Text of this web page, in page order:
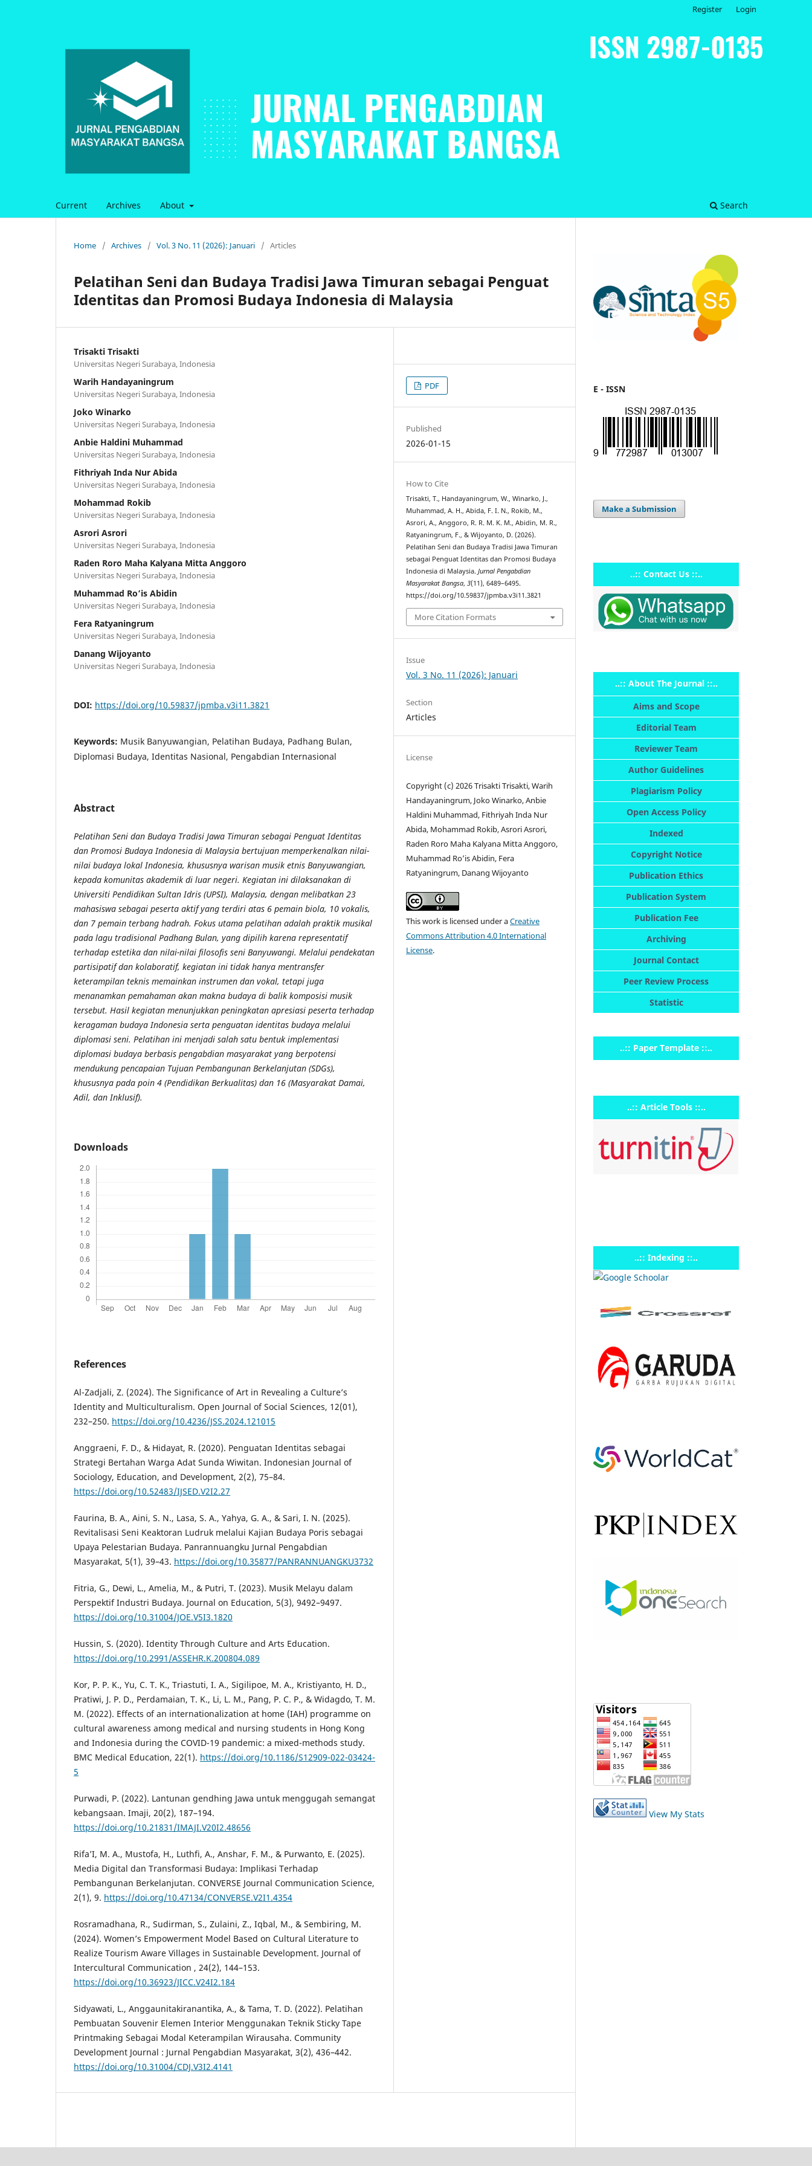
Current Archives About Search
Register Login
Home / Archives / Vol. 3 No. 11 (2026): Januari / Articles
Pelatihan Seni dan Budaya Tradisi Jawa Timuran sebagai Penguat
Identitas dan Promosi Budaya Indonesia di Malaysia
Trisakti Trisakti
Universitas Negeri Surabaya, Indonesia
Warih Handayaningrum
Universitas Negeri Surabaya, Indonesia
Joko Winarko
Universitas Negeri Surabaya, Indonesia
Anbie Haldini Muhammad
Universitas Negeri Surabaya, Indonesia
Fithriyah Inda Nur Abida
Universitas Negeri Surabaya, Indonesia
Mohammad Rokib
Universitas Negeri Surabaya, Indonesia
Asrori Asrori
Universitas Negeri Surabaya, Indonesia
Raden Roro Maha Kalyana Mitta Anggoro
Universitas Negeri Surabaya, Indonesia
Muhammad Ro’is Abidin
Universitas Negeri Surabaya, Indonesia
Fera Ratyaningrum
Universitas Negeri Surabaya, Indonesia
Danang Wijoyanto
Universitas Negeri Surabaya, Indonesia
DOI: https://doi.org/10.59837/jpmba.v3i11.3821
Keywords: Musik Banyuwangian, Pelatihan Budaya, Padhang Bulan,
Diplomasi Budaya, Identitas Nasional, Pengabdian Internasional
Abstract
Pelatihan Seni dan Budaya Tradisi Jawa Timuran sebagai Penguat Identitas
dan Promosi Budaya Indonesia di Malaysia bertujuan memperkenalkan nilai-
nilai budaya lokal Indonesia, khususnya warisan musik etnis Banyuwangian,
kepada komunitas akademik di luar negeri. Kegiatan ini dilaksanakan di
Universiti Pendidikan Sultan Idris (UPSI), Malaysia, dengan melibatkan 23
mahasiswa sebagai peserta aktif yang terdiri atas 6 pemain biola, 10 vokalis,
dan 7 pemain terbang hadrah. Fokus utama pelatihan adalah praktik musikal
pada lagu tradisional Padhang Bulan, yang dipilih karena representatif
terhadap estetika dan nilai-nilai filosofis seni Banyuwangi. Melalui pendekatan
partisipatif dan kolaboratif, kegiatan ini tidak hanya mentransfer
keterampilan teknis memainkan instrumen dan vokal, tetapi juga
menanamkan pemahaman akan makna budaya di balik komposisi musik
tersebut. Hasil kegiatan menunjukkan peningkatan apresiasi peserta terhadap
keragaman budaya Indonesia serta penguatan identitas budaya melalui
diplomasi seni. Pelatihan ini menjadi salah satu bentuk implementasi
diplomasi budaya berbasis pengabdian masyarakat yang berpotensi
mendukung pencapaian Tujuan Pembangunan Berkelanjutan (SDGs),
khususnya pada poin 4 (Pendidikan Berkualitas) dan 16 (Masyarakat Damai,
Adil, dan Inklusif).
Downloads
References
Al-Zadjali, Z. (2024). The Significance of Art in Revealing a Culture’s
Identity and Multiculturalism. Open Journal of Social Sciences, 12(01),
232–250. https://doi.org/10.4236/JSS.2024.121015
Anggraeni, F. D., & Hidayat, R. (2020). Penguatan Identitas sebagai
Strategi Bertahan Warga Adat Sunda Wiwitan. Indonesian Journal of
Sociology, Education, and Development, 2(2), 75–84.
https://doi.org/10.52483/IJSED.V2I2.27
Faurina, B. A., Aini, S. N., Lasa, S. A., Yahya, G. A., & Sari, I. N. (2025).
Revitalisasi Seni Keaktoran Ludruk melalui Kajian Budaya Poris sebagai
Upaya Pelestarian Budaya. Panrannuangku Jurnal Pengabdian
Masyarakat, 5(1), 39–43. https://doi.org/10.35877/PANRANNUANGKU3732
Fitria, G., Dewi, L., Amelia, M., & Putri, T. (2023). Musik Melayu dalam
Perspektif Industri Budaya. Journal on Education, 5(3), 9492–9497.
https://doi.org/10.31004/JOE.V5I3.1820
Hussin, S. (2020). Identity Through Culture and Arts Education.
https://doi.org/10.2991/ASSEHR.K.200804.089
Kor, P. P. K., Yu, C. T. K., Triastuti, I. A., Sigilipoe, M. A., Kristiyanto, H. D.,
Pratiwi, J. P. D., Perdamaian, T. K., Li, L. M., Pang, P. C. P., & Widagdo, T. M.
M. (2022). Effects of an internationalization at home (IAH) programme on
cultural awareness among medical and nursing students in Hong Kong
and Indonesia during the COVID-19 pandemic: a mixed-methods study.
BMC Medical Education, 22(1). https://doi.org/10.1186/S12909-022-03424-
5
Purwadi, P. (2022). Lantunan gendhing Jawa untuk menggugah semangat
kebangsaan. Imaji, 20(2), 187–194.
https://doi.org/10.21831/IMAJI.V20I2.48656
Rifa’I, M. A., Mustofa, H., Luthfi, A., Anshar, F. M., & Purwanto, E. (2025).
Media Digital dan Transformasi Budaya: Implikasi Terhadap
Pembangunan Berkelanjutan. CONVERSE Journal Communication Science,
2(1), 9. https://doi.org/10.47134/CONVERSE.V2I1.4354
Rosramadhana, R., Sudirman, S., Zulaini, Z., Iqbal, M., & Sembiring, M.
(2024). Women’s Empowerment Model Based on Cultural Literature to
Realize Tourism Aware Villages in Sustainable Development. Journal of
Intercultural Communication , 24(2), 144–153.
https://doi.org/10.36923/JICC.V24I2.184
Sidyawati, L., Anggaunitakiranantika, A., & Tama, T. D. (2022). Pelatihan
Pembuatan Souvenir Elemen Interior Menggunakan Teknik Sticky Tape
Printmaking Sebagai Modal Keterampilan Wirausaha. Community
Development Journal : Jurnal Pengabdian Masyarakat, 3(2), 436–442.
https://doi.org/10.31004/CDJ.V3I2.4141
PDF
Published
2026-01-15
How to Cite
Trisakti, T., Handayaningrum, W., Winarko, J.,
Muhammad, A. H., Abida, F. I. N., Rokib, M.,
Asrori, A., Anggoro, R. R. M. K. M., Abidin, M. R.,
Ratyaningrum, F., & Wijoyanto, D. (2026).
Pelatihan Seni dan Budaya Tradisi Jawa Timuran
sebagai Penguat Identitas dan Promosi Budaya
Indonesia di Malaysia.Jurnal Pengabdian
Masyarakat Bangsa,3(11), 6489–6495.
https://doi.org/10.59837/jpmba.v3i11.3821
More Citation Formats
Issue
Vol. 3 No. 11 (2026): Januari
Section
Articles
License
Copyright (c) 2026 Trisakti Trisakti, Warih
Handayaningrum, Joko Winarko, Anbie
Haldini Muhammad, Fithriyah Inda Nur
Abida, Mohammad Rokib, Asrori Asrori,
Raden Roro Maha Kalyana Mitta Anggoro,
Muhammad Ro’is Abidin, Fera
Ratyaningrum, Danang Wijoyanto
This work is licensed under aCreative
Commons Attribution 4.0 International
License.
E - ISSN
Make a Submission
..:: Contact Us ::..
..:: About The Journal ::..
Aims and Scope
Editorial Team
Reviewer Team
Author Guidelines
Plagiarism Policy
Open Access Policy
Indexed
Copyright Notice
Publication Ethics
Publication System
Publication Fee
Archiving
Journal Contact
Peer Review Process
Statistic
..:: Paper Template ::..
..:: Article Tools ::..
..:: Indexing ::..
View My Stats